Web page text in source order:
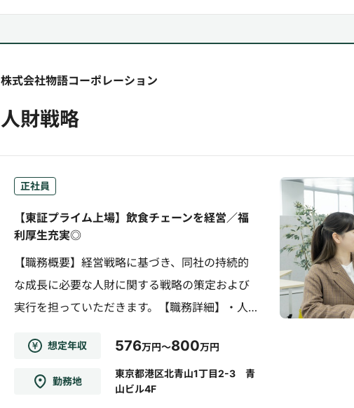
株式会社物語コーポレーション
人財戦略
正社員
【東証プライム上場】飲食チェーンを経営／福
利厚生充実◎
【職務概要】経営戦略に基づき、同社の持続的
な成長に必要な人財に関する戦略の策定および
実行を担っていただきます。【職務詳細】・人
育成戦略の立案・タレントマネジメント（後継
者計画）の策定・人事データ分析に基づく課題
抽出・エンゲージメント向上施策の立案・推進
想定年収 576万円～800万円
勤務地
東京都港区北青山1丁目2-3 青
山ビル4F